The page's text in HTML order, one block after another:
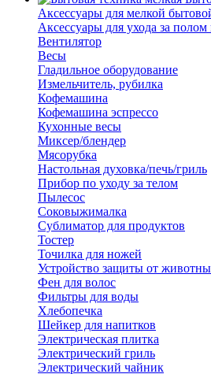
Аксессуары для мелкой
Аксессуары для ухода за
Вентилятор
Весы
Гладильное оборудование
Измельчитель, рубилка
Кофемашина
Кофемашина эспрессо
Кухонные весы
Миксер/блендер
Мясорубка
Настольная духовка/печь/гриль
Прибор по уходу за телом
Пылесос
Соковыжималка
Сублиматор для продуктов
Тостер
Точилка для ножей
Устройство защиты от
Фен для волос
Фильтры для воды
Хлебопечка
Шейкер для напитков
Электрическая плитка
Электрический гриль
Электрический чайник